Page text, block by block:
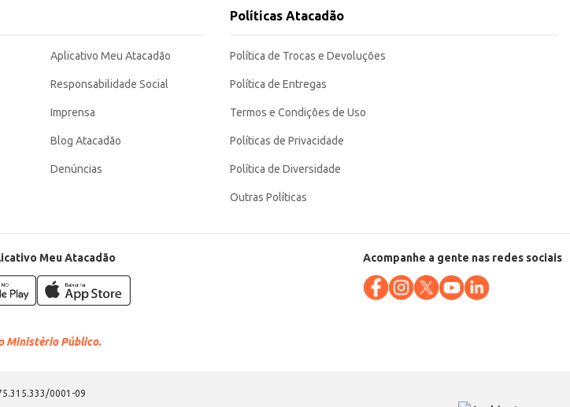
Aplicativo Meu Atacadão
Responsabilidade Social
Imprensa
Blog Atacadão
Denúncias
Políticas Atacadão
Política de Trocas e Devoluções
Política de Entregas
Termos e Condições de Uso
Políticas de Privacidade
Política de Diversidade
Outras Políticas
Meu Atacadão Acompanhe a gente nas redes sociais
Ministério Público.
0001-09